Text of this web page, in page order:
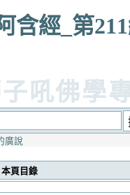
含經_第
吼佛學
廣說
本頁目錄